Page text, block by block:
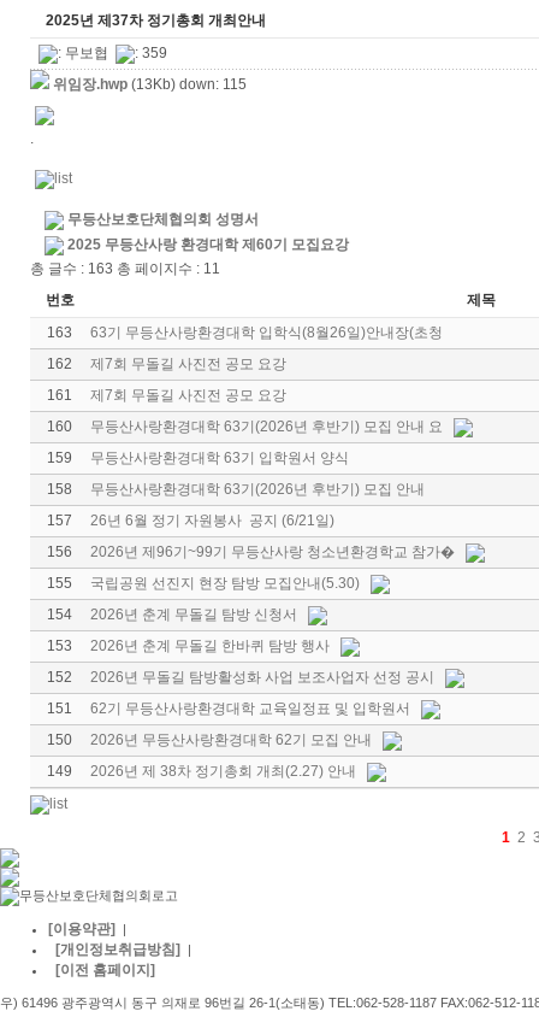
2025년 제37차 정기총회 개최안내
: 무보협
: 359
위임장.hwp(13Kb) down: 115
.
무등산보호단체협의회 성명서
2025 무등산사랑 환경대학 제60기 모집요강
총 글수 : 163 총 페이지수 : 11
번호
제목
163
63기 무등산사랑환경대학 입학식(8월26일)안내장(초청
162
제7회 무돌길 사진전 공모 요강
161
제7회 무돌길 사진전 공모 요강
160
무등산사랑환경대학 63기(2026년 후반기) 모집 안내 요
159
무등산사랑환경대학 63기 입학원서 양식
158
무등산사랑환경대학 63기(2026년 후반기) 모집 안내
157
26년 6월 정기 자원봉사 공지 (6/21일)
156
2026년 제96기~99기 무등산사랑 청소년환경학교 참가�
155
국립공원 선진지 현장 탐방 모집안내(5.30)
154
2026년 춘계 무돌길 탐방 신청서
153
2026년 춘계 무돌길 한바퀴 탐방 행사
152
2026년 무돌길 탐방활성화 사업 보조사업자 선정 공시
151
62기 무등산사랑환경대학 교육일정표 및 입학원서
150
2026년 무등산사랑환경대학 62기 모집 안내
149
2026년 제 38차 정기총회 개최(2.27) 안내
1 2
[이용약관] |
[개인정보취급방침] |
[이전 홈페이지]
우) 61496 광주광역시 동구 의재로 96번길 26-1(소태동) TEL:062-528-1187 FAX:062-512-